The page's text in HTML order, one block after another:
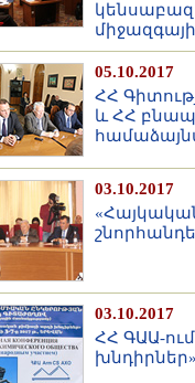
05.10.2017
ՀՀ
և ՀՀ
03.10.2017
03.10.2017
ՀՀ ԳԱԱ-